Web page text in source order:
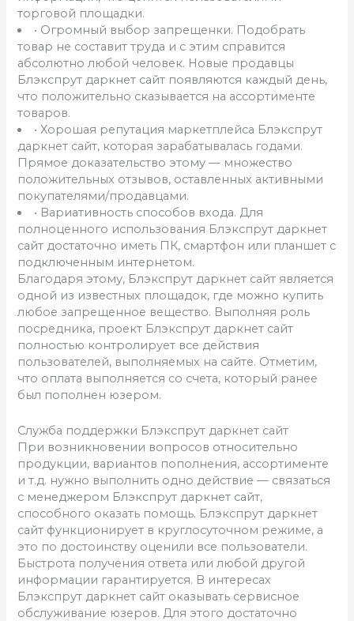
торговой площадки.
• Огромный выбор запрещенки. Подобрать
товар не составит труда и с этим справится
абсолютно любой человек. Новые продавцы
Блэкспрут даркнет сайт появляются каждый день,
что положительно сказывается на ассортименте
товаров.
• Хорошая репутация маркетплейса Блэкспрут
даркнет сайт, которая зарабатывалась годами.
Прямое доказательство этому — множество
положительных отзывов, оставленных активными
покупателями/продавцами.
• Вариативность способов входа. Для
полноценного использования Блэкспрут даркнет
сайт достаточно иметь ПК, смартфон или планшет с
подключенным интернетом.
Благодаря этому, Блэкспрут даркнет сайт является
одной из известных площадок, где можно купить
любое запрещенное вещество. Выполняя роль
посредника, проект Блэкспрут даркнет сайт
полностью контролирует все действия
пользователей, выполняемых на сайте. Отметим,
что оплата выполняется со счета, который ранее
был пополнен юзером.
Служба поддержки Блэкспрут даркнет сайт
При возникновении вопросов относительно
продукции, вариантов пополнения, ассортименте
и т.д. нужно выполнить одно действие — связаться
с менеджером Блэкспрут даркнет сайт,
способного оказать помощь. Блэкспрут даркнет
сайт функционирует в круглосуточном режиме, а
это по достоинству оценили все пользователи.
Быстрота получения ответа или любой другой
информации гарантируется. В интересах
Блэкспрут даркнет сайт оказывать сервисное
обслуживание юзеров. Для этого достаточно